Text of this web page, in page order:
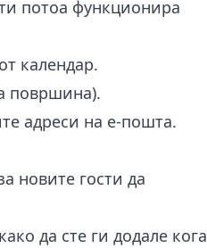
потоа функционира
календар.
површина).
адреси на е-пошта.
новите гости да
да сте ги додале кога